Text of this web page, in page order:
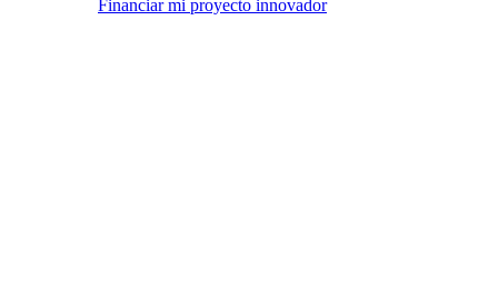
Financiar mi proyecto innovador